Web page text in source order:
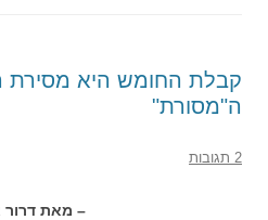
קבלת החומש היא מסירת
ה"מסורת"
2 תגובות
– מאת דרור